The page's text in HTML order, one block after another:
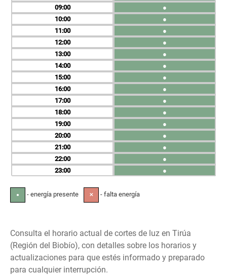
09
10
11
12
13
14
15
16
17
18
19
20
21
22
23
●
●
●
●
●
●
●
●
●
●
●
●
●
●
●
● - energía presente ✕ - falta energía
Consulta el horario actual de cortes de luz en Tirúa
(Región del Biobío), con detalles sobre los horarios y
actualizaciones para que estés informado y preparado
para cualquier interrupción.